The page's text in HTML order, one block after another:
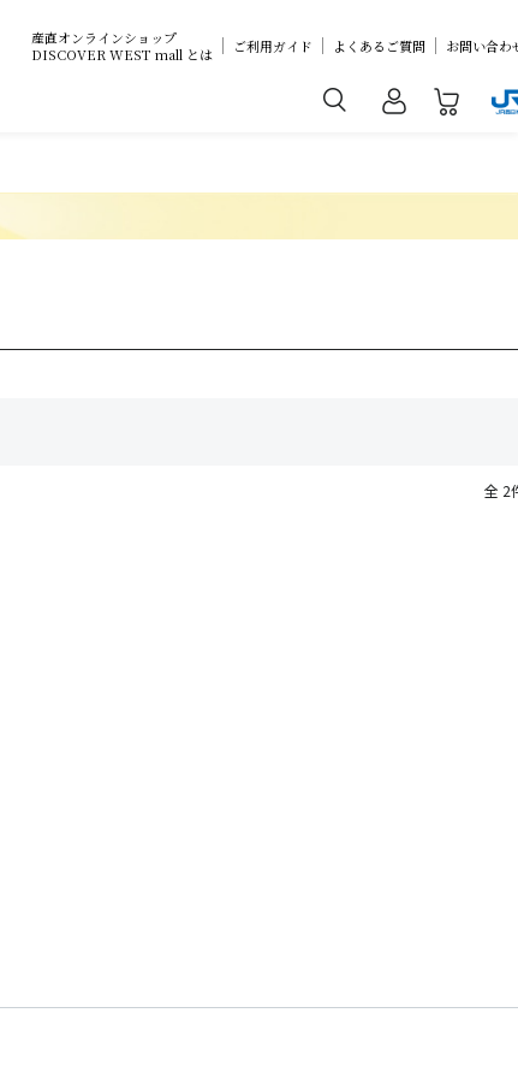
産直オンラインショップ
DISCOVER WEST mall とは
ご利用ガイド よくあるご質問 お問い合わ
全 2